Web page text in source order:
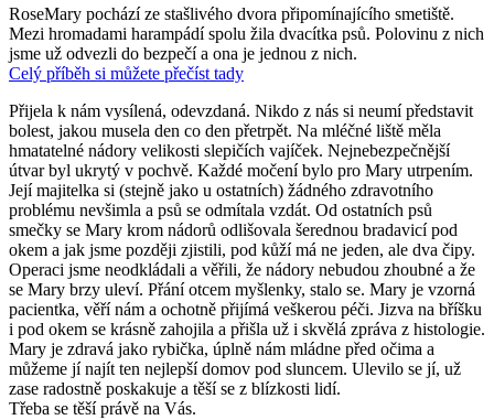
RoseMary pochází ze stašlivého dvora připomínajícího smetiště.
Mezi hromadami harampádí spolu žila dvacítka psů. Polovinu z nich
jsme už odvezli do bezpečí a ona je jednou z nich.
Celý příběh si můžete přečíst tady
Přijela k nám vysílená, odevzdaná. Nikdo z nás si neumí představit
bolest, jakou musela den co den přetrpět. Na mléčné liště měla
hmatatelné nádory velikosti slepičích vajíček. Nejnebezpečnější
útvar byl ukrytý v pochvě. Každé močení bylo pro Mary utrpením.
Její majitelka si (stejně jako u ostatních) žádného zdravotního
problému nevšimla a psů se odmítala vzdát. Od ostatních psů
smečky se Mary krom nádorů odlišovala šerednou bradavicí pod
okem a jak jsme později zjistili, pod kůží má ne jeden, ale dva čipy.
Operaci jsme neodkládali a věřili, že nádory nebudou zhoubné a že
se Mary brzy uleví. Přání otcem myšlenky, stalo se. Mary je vzorná
pacientka, věří nám a ochotně přijímá veškerou péči. Jizva na bříšku
i pod okem se krásně zahojila a přišla už i skvělá zpráva z histologie.
Mary je zdravá jako rybička, úplně nám mládne před očima a
můžeme jí najít ten nejlepší domov pod sluncem. Ulevilo se jí, už
zase radostně poskakuje a těší se z blízkosti lidí.
Třeba se těší právě na Vás.